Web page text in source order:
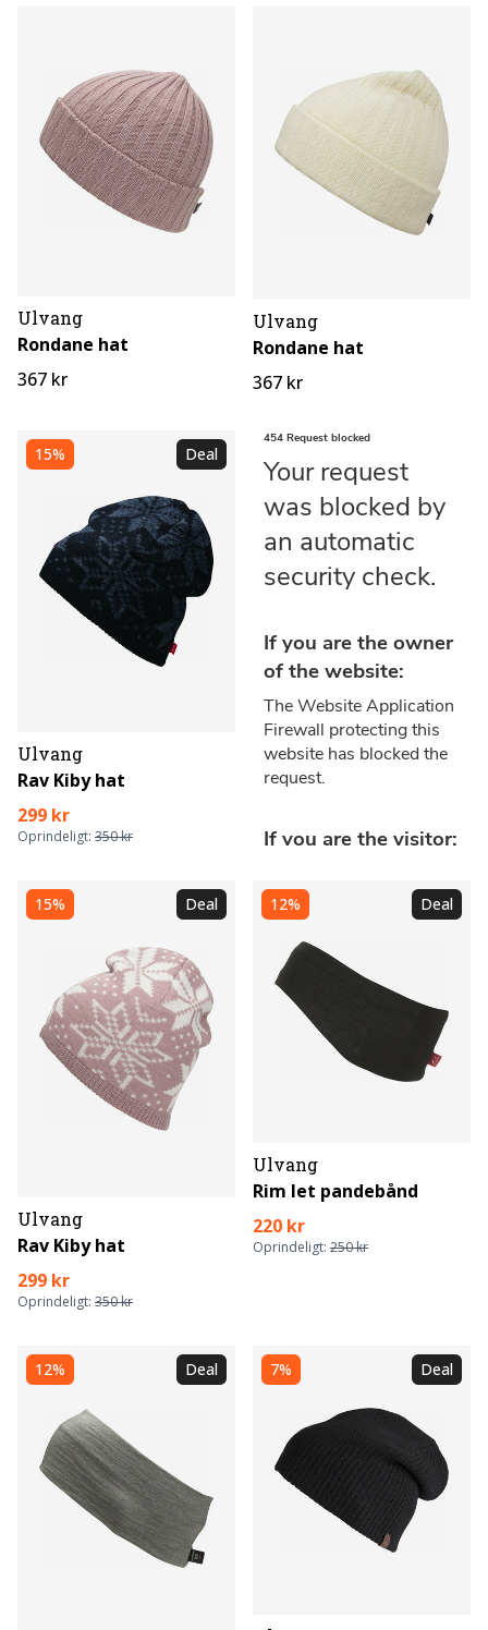
Ulvang
Rondane hat
367 kr
Ulvang
Rondane hat
367 kr
15% Deal
Ulvang
Rav Kiby hat
299 kr
Oprindeligt: 350 kr
15% Deal
Ulvang
Rav Kiby hat
299 kr
Oprindeligt: 350 kr
12% Deal
Ulvang
Rim let pandebånd
220 kr
Oprindeligt: 250 kr
12% Deal 7% Deal